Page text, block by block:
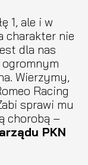
1, ale i w
charakter nie
dla nas
Wierzymy,
Racing
sprawi mu
chorobą –
PKN